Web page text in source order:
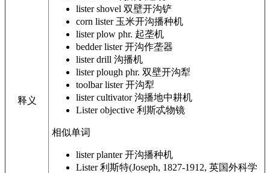
释义
lister shovel 双壁开沟铲
corn lister 玉米开沟播种机
lister plow phr. 起垄机
bedder lister开沟作垄器
lister drill 沟播机
lister plough phr. 双壁开沟犁
toolbar lister开沟犁
lister cultivator沟播地中耕机
Lister objective 利斯忒物镜
相似单词
lister planter开沟播种机
Lister利斯特(Joseph, 1827-1912, 英国外科学